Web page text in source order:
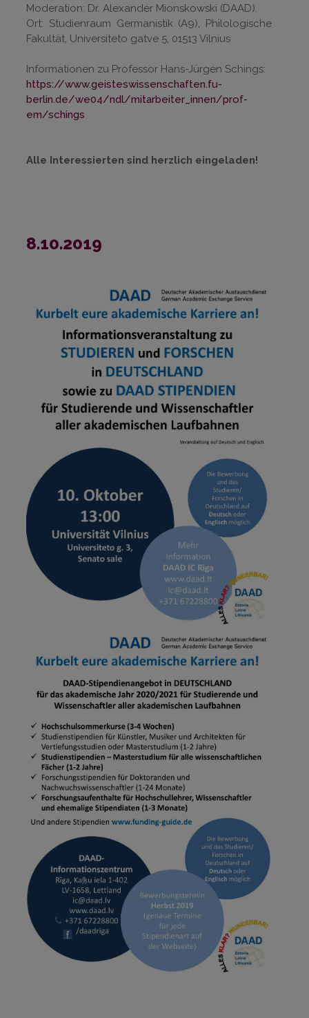
Moderation: Dr. Alexander Mionskowski (DAAD).
Ort: Studienraum Germanistik (A9), Philologische
Fakultät, Universiteto gatve 5, 01513 Vilnius
Informationen zu Professor Hans-Jürgen Schings:
https://www.geisteswissenschaften.fu-
berlin.de/we04/ndl/mitarbeiter_innen/prof-
em/schings
Alle Interessierten sind herzlich eingeladen!
8.10.2019